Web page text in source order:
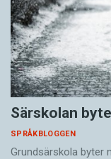
Särskolan
SPRÅKBLOGGEN
Grundsärskola byter